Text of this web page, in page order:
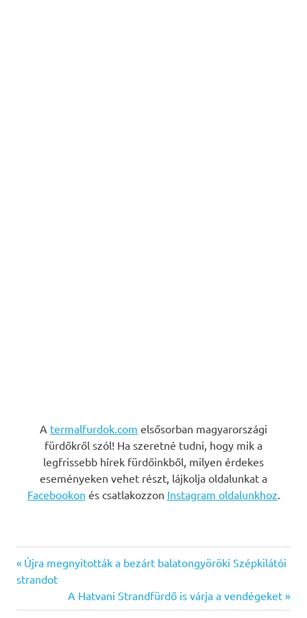
A termalfurdok.com elsősorban magyarországi
fürdőkről szól! Ha szeretné tudni, hogy mik a
legfrissebb hírek fürdőinkből, milyen érdekes
eseményeken vehet részt, lájkolja oldalunkat a
Facebookon és csatlakozzon Instagram oldalunkhoz.
Bejegyzés
navigáció
Previous
Post:
Újra megnyitották a bezárt balatongyöröki Szépkilátói
strandot
Next
Post:
A Hatvani Strandfürdő is várja a vendégeket